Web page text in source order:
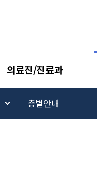
의료진/진료과
층별안내